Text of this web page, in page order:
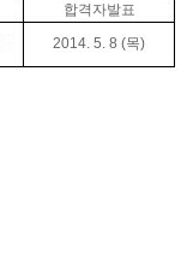
합격자발표
2014. 5. 8 (목)